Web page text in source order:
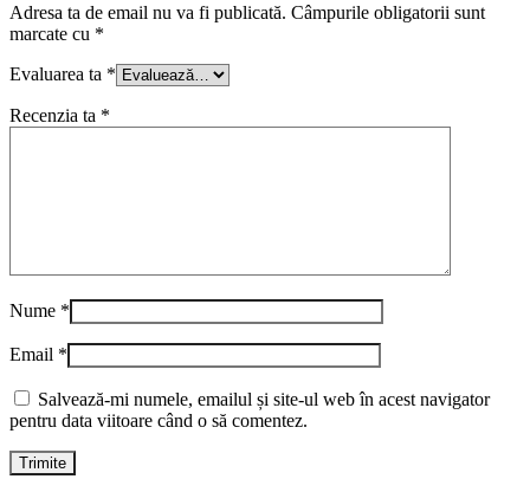
Adresa ta de email nu va fi publicată. Câmpurile obligatorii sunt
marcate cu *
Evaluarea ta *
Recenzia ta *
Nume *
Email *
Salvează-mi numele, emailul și site-ul web în acest navigator
pentru data viitoare când o să comentez.